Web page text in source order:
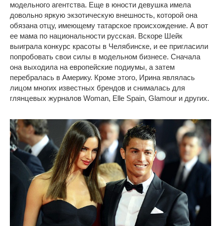
модельного агентства. Еще в юности девушка имела
довольно яркую экзотическую внешность, которой она
обязана отцу, имеющему татарское происхождение. А вот
ее мама по национальности русская. Вскоре Шейк
выиграла конкурс красоты в Челябинске, и ее пригласили
попробовать свои силы в модельном бизнесе. Сначала
она выходила на европейские подиумы, а затем
перебралась в Америку. Кроме этого, Ирина являлась
лицом многих известных брендов и снималась для
глянцевых журналов Woman, Elle Spain, Glamour и других.